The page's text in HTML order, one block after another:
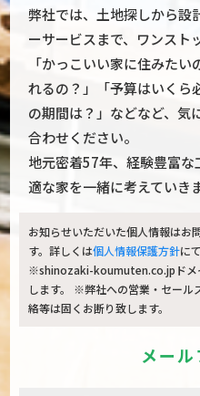
弊社では、土地探しから設
ーサービスまで、ワンスト
「かっこいい家に住みた
れるの？」「予算はいくら
の期間は？」などなど、気
合わせください。
地元密着57年、経験豊富
適な家を一緒に考えていき
お知らせいただいた個人情報はお
す。詳しくは個人情報保護方針に
※shinozaki-koumuten.co.jpドメ
します。 ※弊社への営業・セール
絡等は固くお断り致します。
メー